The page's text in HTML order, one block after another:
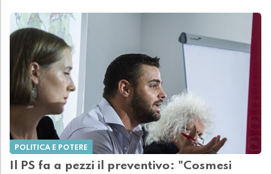
POLITICA E POTERE
Il PS fa a pezzi il preventivo: "Cosmesi